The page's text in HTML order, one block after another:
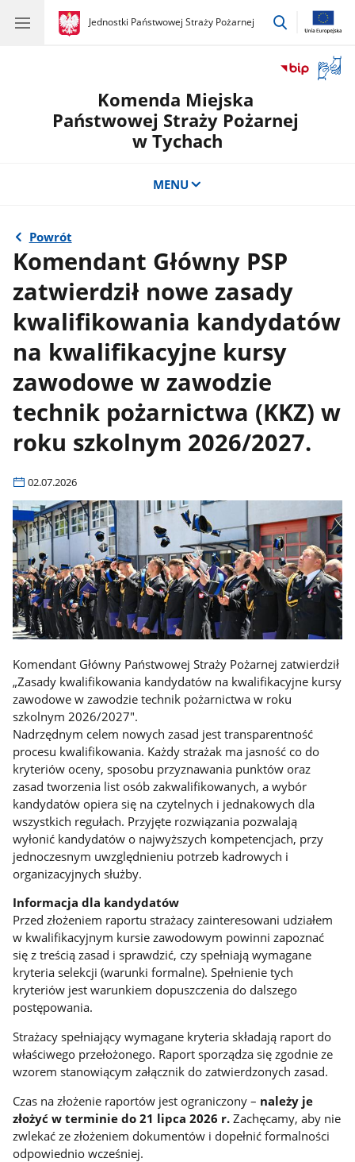
gov.pl
Jednostki Państwowej Straży Pożarnej
gov.pl
Jednostki
przejdź
okno
Komenda Miejska
Państwowej Straży Pożarnej
w Tychach
MENU
Powrót
Komendant Główny PSP
zatwierdził nowe zasady
kwalifikowania kandydatów
na kwalifikacyjne kursy
zawodowe w zawodzie
technik pożarnictwa (KKZ) w
roku szkolnym 2026/2027.
02.07.2026
Komendant Główny Państwowej Straży Pożarnej zatwierdził
„Zasady kwalifikowania kandydatów na kwalifikacyjne kursy
zawodowe w zawodzie technik pożarnictwa w roku
szkolnym 2026/2027".
Nadrzędnym celem nowych zasad jest transparentność
procesu kwalifikowania. Każdy strażak ma jasność co do
kryteriów oceny, sposobu przyznawania punktów oraz
zasad tworzenia list osób zakwalifikowanych, a wybór
kandydatów opiera się na czytelnych i jednakowych dla
wszystkich regułach. Przyjęte rozwiązania pozwalają
wyłonić kandydatów o najwyższych kompetencjach, przy
jednoczesnym uwzględnieniu potrzeb kadrowych i
organizacyjnych służby.
Informacja dla kandydatów
Przed złożeniem raportu strażacy zainteresowani udziałem
w kwalifikacyjnym kursie zawodowym powinni zapoznać
się z treścią zasad i sprawdzić, czy spełniają wymagane
kryteria selekcji (warunki formalne). Spełnienie tych
kryteriów jest warunkiem dopuszczenia do dalszego
postępowania.
Strażacy spełniający wymagane kryteria składają raport do
właściwego przełożonego. Raport sporządza się zgodnie ze
wzorem stanowiącym załącznik do zatwierdzonych zasad.
Czas na złożenie raportów jest ograniczony – należy je
złożyć w terminie do 21 lipca 2026 r. Zachęcamy, aby nie
zwlekać ze złożeniem dokumentów i dopełnić formalności
odpowiednio wcześniej.